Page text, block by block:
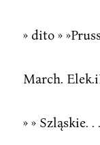
» dito »
March.
» » Szląskie. . . .